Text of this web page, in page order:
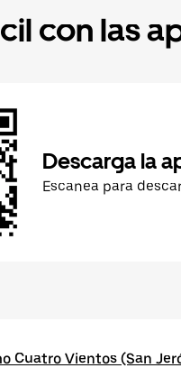
con las
Descarga la
Escanea para
Cuatro Vientos (San